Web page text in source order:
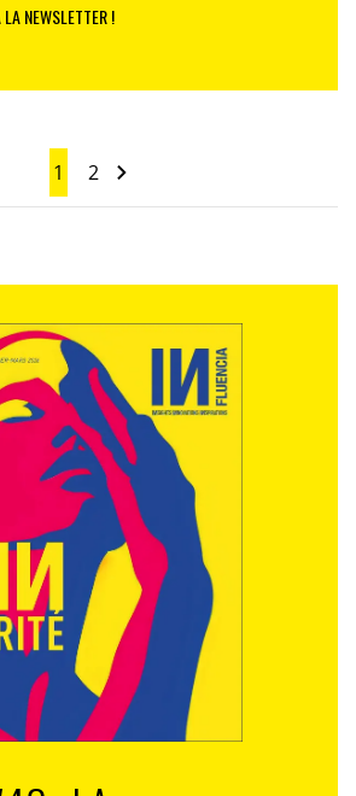
NEWSLETTER !
1 2